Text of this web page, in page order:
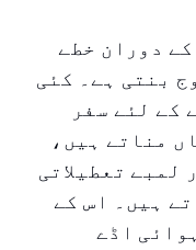
کے دوران خطے
بنتی ہے۔ کئی
کے لئے سفر
مناتے ہیں،
لمبے تعطیلاتی
ہیں۔ اس کے
اڈے